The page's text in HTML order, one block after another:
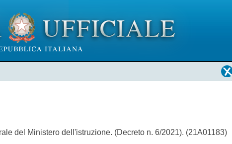
del Ministero dell'istruzione. (Decreto n. 6/2021). (21A01183)